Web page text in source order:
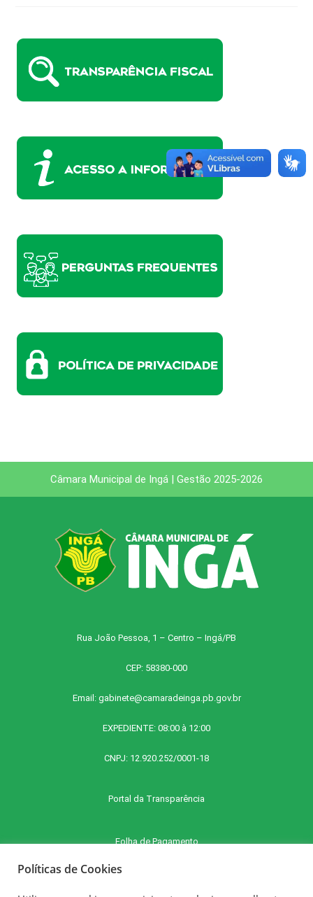
Câmara Municipal de Ingá | Gestão 2025-2026
Rua João Pessoa, 1 – Centro – Ingá/PB
CEP: 58380-000
Email: gabinete@camaradeinga.pb.gov.br
EXPEDIENTE: 08:00 à 12:00
CNPJ: 12.920.252/0001-18
Portal da Transparência
Folha de Pagamento
Políticas de Cookies